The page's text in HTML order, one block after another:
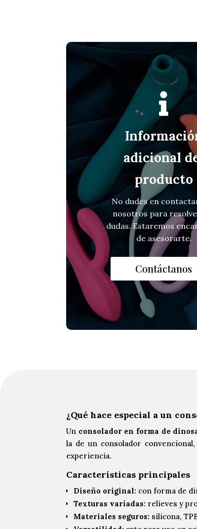

adicional
producto
No dudes en
nosotros para
dudas. Estaremos
de asesorarte.
Contáctanos
¿Qué hace especial a un
Un consolador en forma de
la de un consolador
experiencia.
Características principales
Diseño original: con forma de
Texturas variadas: relieves y
Materiales seguros: silicona,